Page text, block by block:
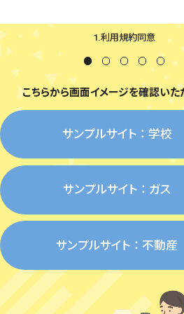
1.利用規約同意
こちらから画面イメージを確認いた
サンプルサイト ： 学校
サンプルサイト ： ガス
サンプルサイト ： 不動産